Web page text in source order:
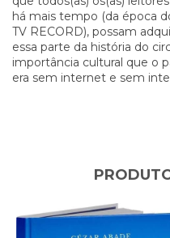
há mais tempo (da época
TV RECORD), possam
essa parte da história do
importância cultural que o
era sem internet e sem